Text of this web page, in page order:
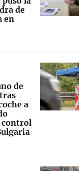
de
en
de
a
control